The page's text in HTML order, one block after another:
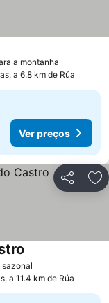
a montanha
a 6.8 km de Rúa
Ver preços
Partilhar
sazonal
a 11.4 km de Rúa